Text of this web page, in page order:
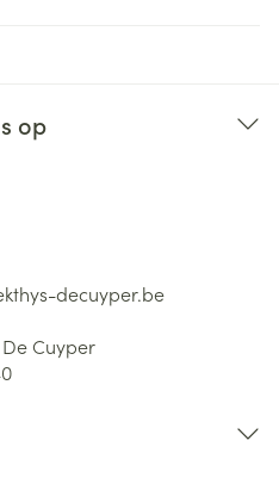
op
decuyper.be
Cuyper